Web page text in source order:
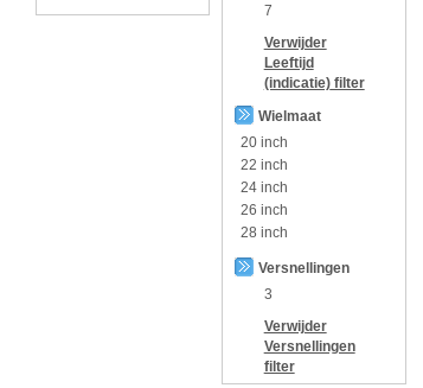
7
Verwijder
Leeftijd
(indicatie)filter
Wielmaat
20 inch
22 inch
24 inch
26 inch
28 inch
Versnellingen
3
Verwijder
Versnellingen
filter